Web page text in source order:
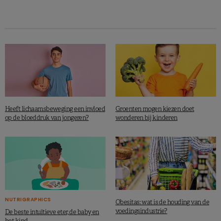
Jari Lipsanen et al., Appetite, Volume 151, 1 August 2020, 104681.
Heeft lichaamsbeweging een invloed
op de bloeddruk van jongeren?
Groenten mogen kiezen doet
wonderen bij kinderen
NUTRIGRAPHICS
De beste intuïtieve eter, de baby en
Obesitas: wat is de houding van de
voedingsindustrie?